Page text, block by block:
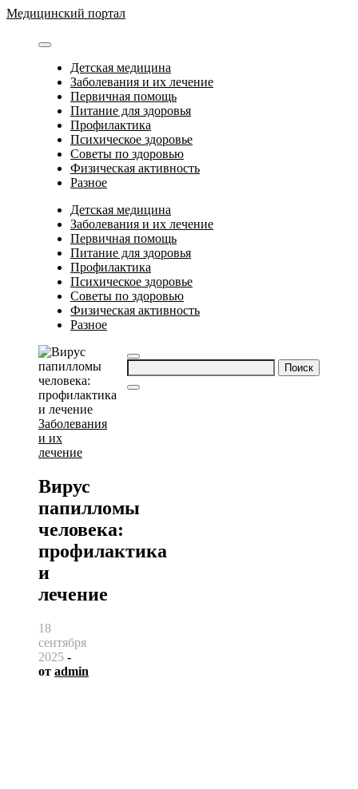
Перейти
содержимому
Медицинский портал
Детская медицина
Заболевания и их лечение
Первичная помощь
Питание для здоровья
Профилактика
Психическое здоровье
Советы по здоровью
Физическая активность
Разное
Детская медицина
Заболевания и их лечение
Первичная помощь
Питание для здоровья
Профилактика
Психическое здоровье
Советы по здоровью
Физическая активность
Разное
Найти:
Заболевания
и их
лечение
Вирус
папилломы
человека:
профилактика
и
лечение
18
сентября
2025 -
от admin